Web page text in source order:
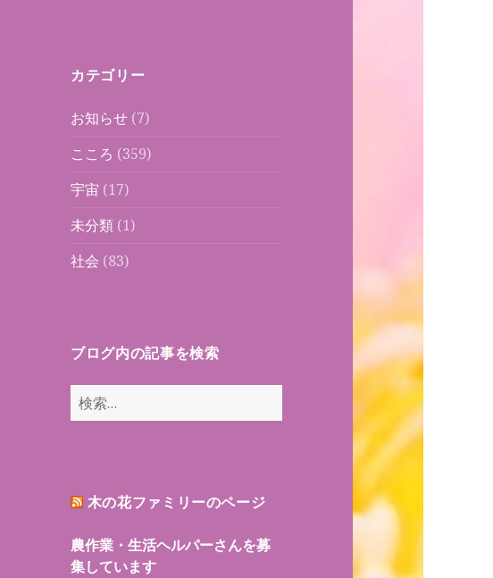
ブ
カテゴリー
お知らせ (7)
こころ (359)
宇宙 (17)
未分類 (1)
社会 (83)
ブログ内の記事を検索
検
索:
木の花ファミリーのページ
農作業・生活ヘルパーさんを募
集しています